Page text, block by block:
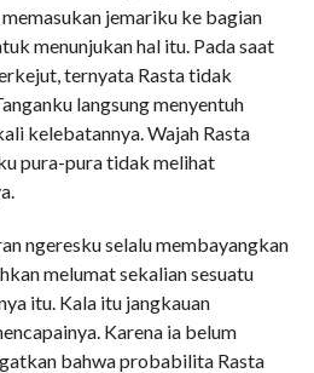
jemariku ke bagian
menunjukan hal itu. Pada saat
ternyata Rasta tidak
langsung menyentuh
kelebatannya. Wajah Rasta
pura-pura tidak melihat
ngeresku selalu membayangkan
melumat sekalian sesuatu
itu. Kala itu jangkauan
Karena ia belum
bahwa probabilita Rasta